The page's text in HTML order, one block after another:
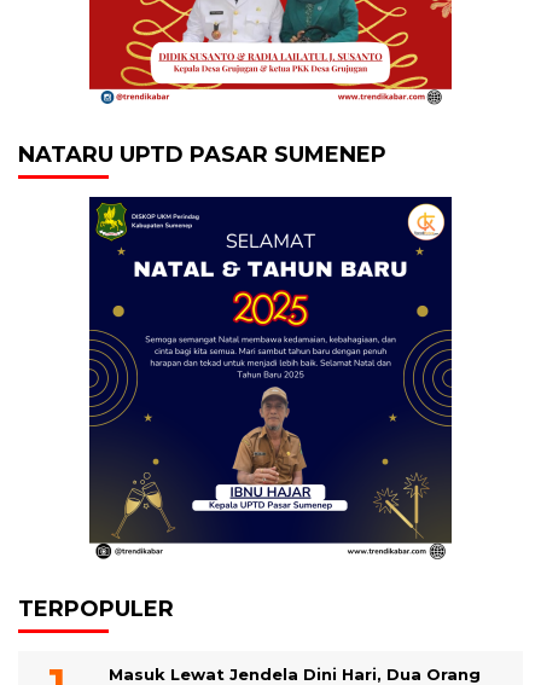
NATARU UPTD PASAR SUMENEP
TERPOPULER
Masuk Lewat Jendela Dini Hari, Dua Orang